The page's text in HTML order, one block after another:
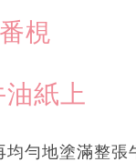
梘
紙上
勻地塗滿整張